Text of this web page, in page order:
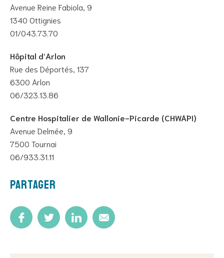
Avenue Reine Fabiola, 9
1340 Ottignies
01/043.73.70
Hôpital d’Arlon
Rue des Déportés, 137
6300 Arlon
06/323.13.86
Centre Hospitalier de Wallonie-Picarde (CHWAPI)
Avenue Delmée, 9
7500 Tournai
06/933.31.11
Partager